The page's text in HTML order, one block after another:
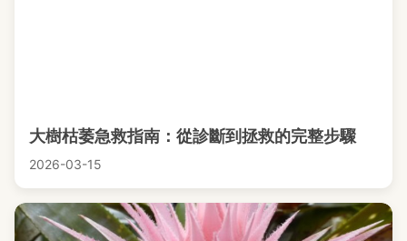
大樹枯萎急救指南：從診斷到拯救的完整步驟
2026-03-15